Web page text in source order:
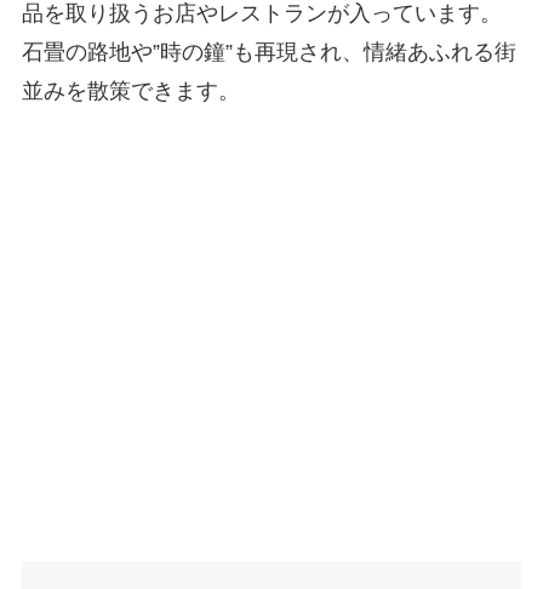
品を取り扱うお店やレストランが入っています。
石畳の路地や”時の鐘”も再現され、情緒あふれる街
並みを散策できます。